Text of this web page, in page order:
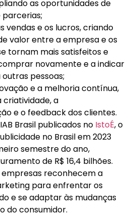
as oportunidades de
parcerias;
vendas e os lucros, criando
valor entre a empresa e os
tornam mais satisfeitos e
novamente e a indicar
pessoas;
e a melhoria contínua,
criatividade, a
e o feedback dos clientes.
Brasil publicados no IstoÉ, o
no Brasil em 2023
semestre do ano,
de R$ 16,4 bilhões.
empresas reconhecem a
para enfrentar os
e se adaptar às mudanças
do consumidor.